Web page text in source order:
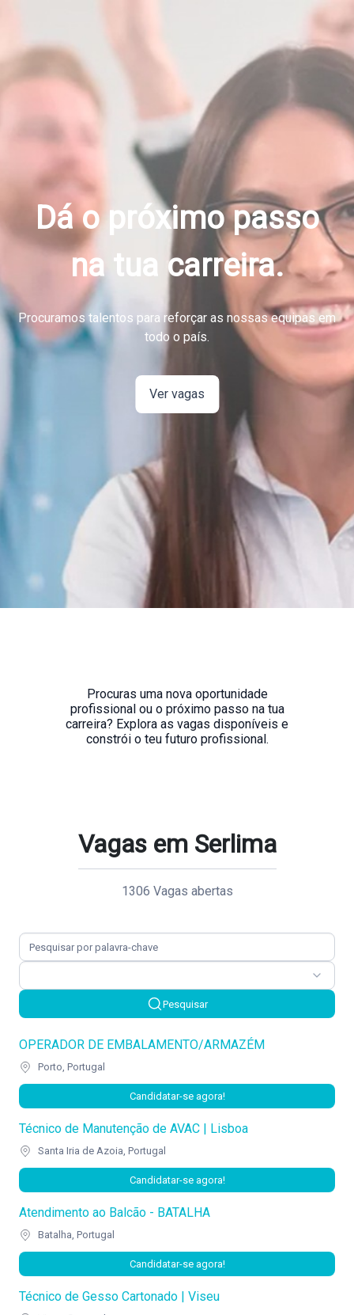
Dá o próximo passo
na tua carreira.
Procuramos talentos para reforçar as nossas equipas em
Ver vagas
Procuras uma nova oportunidade
profissional ou o próximo passo na tua
carreira? Explora as vagas disponíveis e
Vagas em Serlima
1306 Vagas abertas
Pesquisar
OPERADOR DE EMBALAMENTO/ARMAZÉM
Porto, Portugal
Candidatar-se agora!
Técnico de Manutenção de AVAC | Lisboa
Santa Iria de Azoia, Portugal
Candidatar-se agora!
Atendimento ao Balcão - BATALHA
Batalha, Portugal
Candidatar-se agora!
Técnico de Gesso Cartonado | Viseu